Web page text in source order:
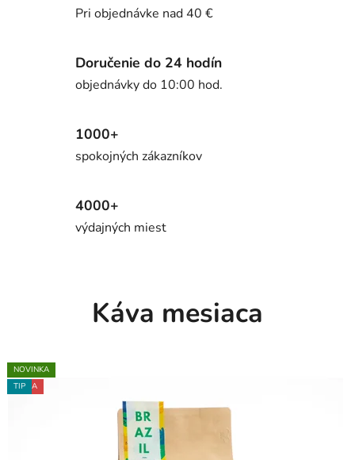
Pri objednávke nad 40 €
Doručenie do 24 hodín
objednávky do 10:00 hod.
1000+
spokojných zákazníkov
4000+
výdajných miest
Káva mesiaca
TIP
AKCIA
NOVINKA
TIP